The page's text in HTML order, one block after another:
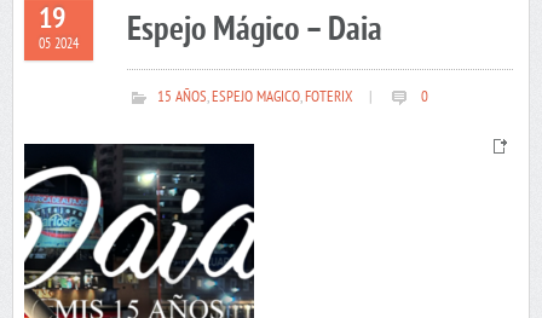
19
05 2024 Espejo Mágico – Daia
15 AÑOS,ESPEJO MAGICO,FOTERIX 0